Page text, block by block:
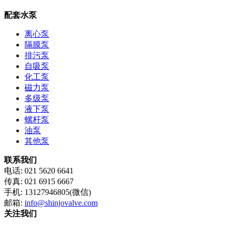
配套水泵
离心泵
隔膜泵
排污泵
自吸泵
化工泵
磁力泵
多级泵
液下泵
螺杆泵
油泵
其他泵
联系我们
电话: 021 5620 6641
传真: 021 6915 6667
手机: 13127946805(微信)
邮箱: info@shinjovalve.com
关注我们